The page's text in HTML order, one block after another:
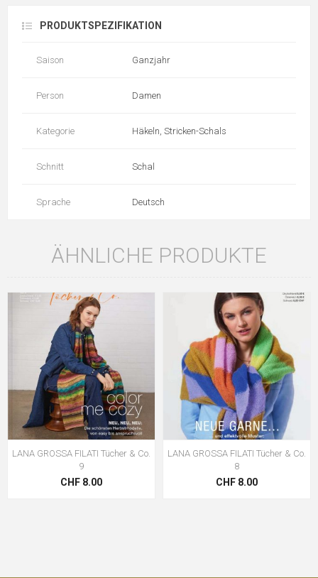
PRODUKTSPEZIFIKATION
Saison Ganzjahr
Person Damen
Kategorie Häkeln, Stricken-Schals
Schnitt Schal
Sprache Deutsch
ÄHNLICHE PRODUKTE
LANA GROSSA FILATI Tücher & Co.
9
CHF 8.00
LANA GROSSA FILATI Tücher & Co.
8
CHF 8.00